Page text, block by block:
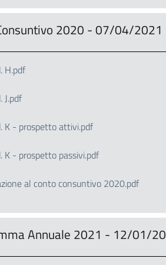
2020 - 07/04/2021
H.pdf
J.pdf
K - prospetto attivi.pdf
K - prospetto passivi.pdf
al conto consuntivo 2020.pdf
Annuale 2021 - 12/01/